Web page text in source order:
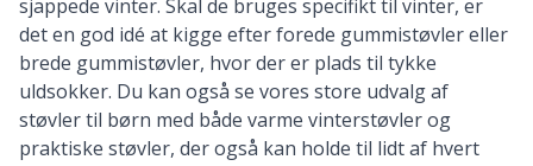
sjappede vinter. Skal de bruges specifikt til vinter, er
det en god idé at kigge efter forede gummistøvler eller
brede gummistøvler, hvor der er plads til tykke
uldsokker. Du kan også se vores store udvalg af
støvler til børn med både varme vinterstøvler og
praktiske støvler, der også kan holde til lidt af hvert